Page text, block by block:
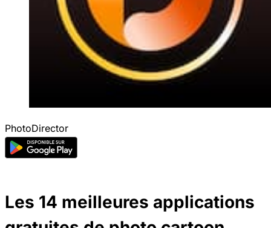
PhotoDirector
Les 14 meilleures applications